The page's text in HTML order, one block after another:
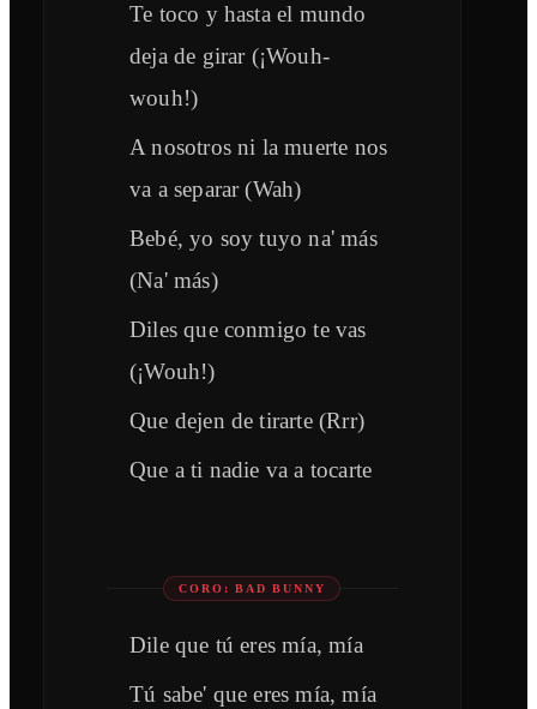
Te toco y hasta el mundo
deja de girar (¡Wouh-
wouh!)
A nosotros ni la muerte nos
va a separar (Wah)
Bebé, yo soy tuyo na' más
(Na' más)
Diles que conmigo te vas
(¡Wouh!)
Que dejen de tirarte (Rrr)
Que a ti nadie va a tocarte
CORO: BAD BUNNY
Dile que tú eres mía, mía
Tú sabe' que eres mía, mía